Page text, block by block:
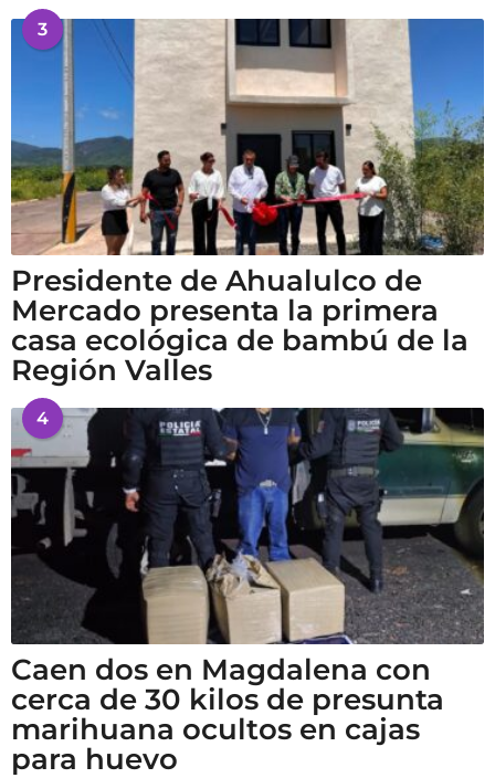
3
Presidente de Ahualulco de
Mercado presenta la primera
casa ecológica de bambú de la
Región Valles
4
Caen dos en Magdalena con
cerca de 30 kilos de presunta
marihuana ocultos en cajas
para huevo